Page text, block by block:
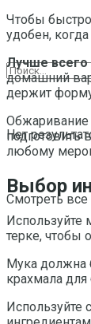
Нет
Смотреть все
Чтобы
удобен,
Лучше всего
домашний
держит
Обжаривание
подготовить
любому
Выбор
Используйте
терке, чтобы
Мука должна
крахмала
Используйте